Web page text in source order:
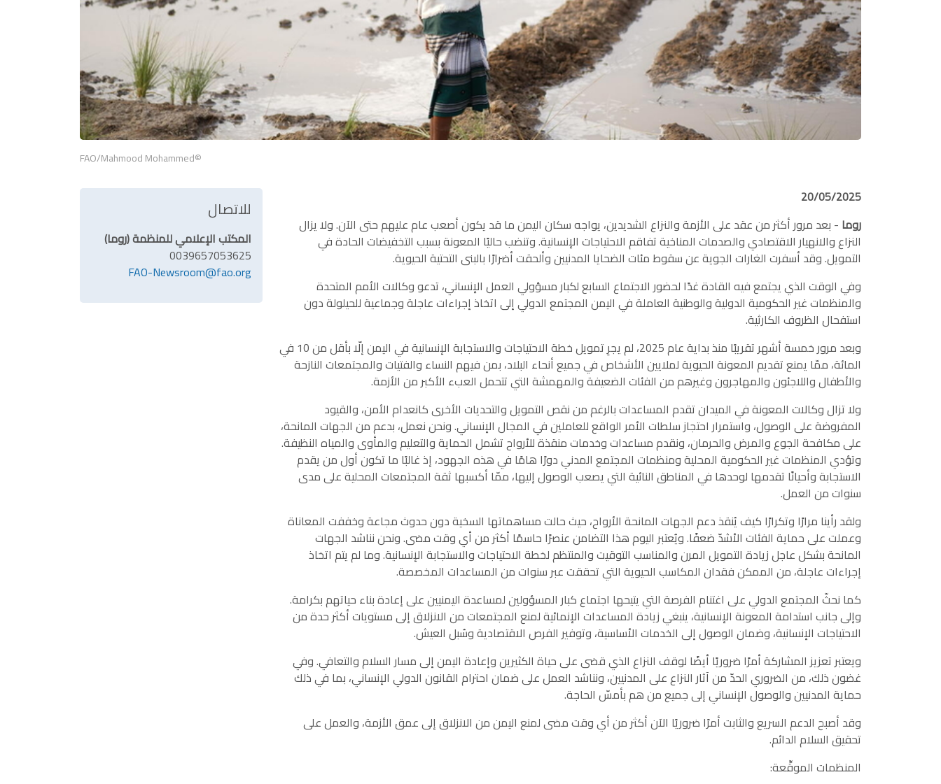
©FAO/Mahmood Mohammed
20/05/2025
روما - بعد مرور أكثر من عقد على الأزمة والنزاع الشديدين، يواجه سكان اليمن ما قد يكون أصعب عام عليهم حتى الآن. ولا يزال
النزاع والانهيار الاقتصادي والصدمات المناخية تفاقم الاحتياجات الإنسانية. وتنضب حاليًا المعونة بسبب التخفيضات الحادة في
التمويل. وقد أسفرت الغارات الجوية عن سقوط مئات الضحايا المدنيين وألحقت أضرارًا بالبنى التحتية الحيوية.
وفي الوقت الذي يجتمع فيه القادة غدًا لحضور الاجتماع السابع لكبار مسؤولي العمل الإنساني، تدعو وكالات الأمم المتحدة
والمنظمات غير الحكومية الدولية والوطنية العاملة في اليمن المجتمع الدولي إلى اتخاذ إجراءات عاجلة وجماعية للحيلولة دون
استفحال الظروف الكارثية.
وبعد مرور خمسة أشهر تقريبًا منذ بداية عام 2025، لم يجرِ تمويل خطة الاحتياجات والاستجابة الإنسانية في اليمن إلّا بأقل من 10 في
المائة، ممّا يمنع تقديم المعونة الحيوية لملايين الأشخاص في جميع أنحاء البلاد، بمن فيهم النساء والفتيات والمجتمعات النازحة
والأطفال واللاجئون والمهاجرون وغيرهم من الفئات الضعيفة والمهمشة التي تتحمل العبء الأكبر من الأزمة.
ولا تزال وكالات المعونة في الميدان تقدم المساعدات بالرغم من نقص التمويل والتحديات الأخرى كانعدام الأمن، والقيود
المفروضة على الوصول، واستمرار احتجاز سلطات الأمر الواقع للعاملين في المجال الإنساني. ونحن نعمل، بدعم من الجهات المانحة،
على مكافحة الجوع والمرض والحرمان، ونقدم مساعدات وخدمات منقذة للأرواح تشمل الحماية والتعليم والمأوى والمياه النظيفة.
وتؤدي المنظمات غير الحكومية المحلية ومنظمات المجتمع المدني دورًا هامًا في هذه الجهود، إذ غالبًا ما تكون أول من يقدم
الاستجابة وأحيانًا تقدمها لوحدها في المناطق النائية التي يصعب الوصول إليها، ممّا أكسبها ثقة المجتمعات المحلية على مدى
سنوات من العمل.
ولقد رأينا مرارًا وتكرارًا كيف يُنقذ دعم الجهات المانحة الأرواح، حيث حالت مساهماتها السخية دون حدوث مجاعة وخففت المعاناة
وعملت على حماية الفئات الأشدّ ضعفًا. ويُعتبر اليوم هذا التضامن عنصرًا حاسمًا أكثر من أي وقت مضى. ونحن نناشد الجهات
المانحة بشكل عاجل زيادة التمويل المرن والمناسب التوقيت والمنتظم لخطة الاحتياجات والاستجابة الإنسانية. وما لم يتم اتخاذ
إجراءات عاجلة، من الممكن فقدان المكاسب الحيوية التي تحققت عبر سنوات من المساعدات المخصصة.
كما نحثّ المجتمع الدولي على اغتنام الفرصة التي يتيحها اجتماع كبار المسؤولين لمساعدة اليمنيين على إعادة بناء حياتهم بكرامة.
وإلى جانب استدامة المعونة الإنسانية، ينبغي زيادة المساعدات الإنمائية لمنع المجتمعات من الانزلاق إلى مستويات أكثر حدة من
الاحتياجات الإنسانية، وضمان الوصول إلى الخدمات الأساسية، وتوفير الفرص الاقتصادية وسُبل العيش.
ويعتبر تعزيز المشاركة أمرًا ضروريًا أيضًا لوقف النزاع الذي قضى على حياة الكثيرين وإعادة اليمن إلى مسار السلام والتعافي. وفي
غضون ذلك، من الضروري الحدّ من آثار النزاع على المدنيين، ونناشد العمل على ضمان احترام القانون الدولي الإنساني، بما في ذلك
حماية المدنيين والوصول الإنساني إلى جميع من هم بأمسّ الحاجة.
وقد أصبح الدعم السريع والثابت أمرًا ضروريًا الآن أكثر من أي وقت مضى لمنع اليمن من الانزلاق إلى عمق الأزمة، والعمل على
تحقيق السلام الدائم.
المنظمات الموقِّعة:
للاتصال
المكتب الإعلامي للمنظمة (روما)
0039657053625
FAO-Newsroom@fao.org